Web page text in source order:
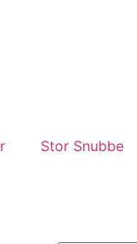
Stor Snubbe